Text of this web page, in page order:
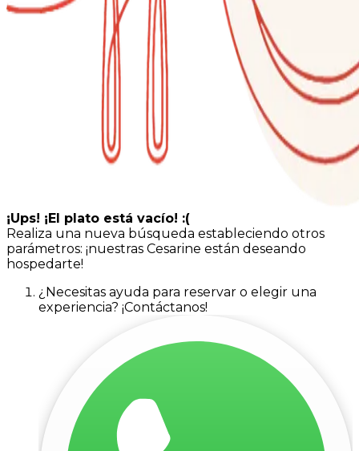
¡Ups! ¡El plato está vacío! :(
Realiza una nueva búsqueda estableciendo otros
parámetros: ¡nuestras Cesarine están deseando
hospedarte!
¿Necesitas ayuda para reservar o elegir una
experiencia? ¡Contáctanos!